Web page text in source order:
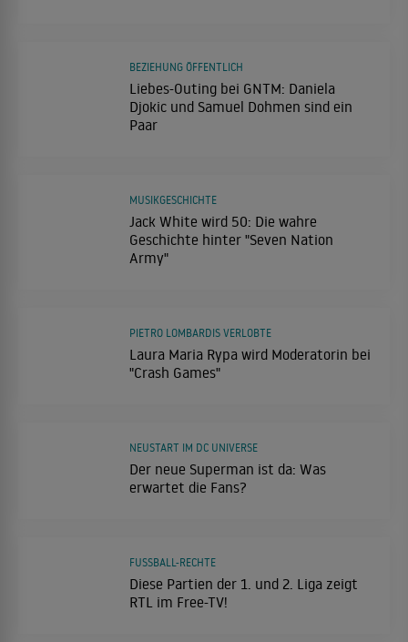
Liebes-Outing bei GNTM: Daniela
Djokic und Samuel Dohmen sind ein
Paar
BEZIEHUNG ÖFFENTLICH
Jack White wird 50: Die wahre
Geschichte hinter "Seven Nation
Army"
MUSIKGESCHICHTE
Laura Maria Rypa wird Moderatorin bei
"Crash Games"
PIETRO LOMBARDIS VERLOBTE
Der neue Superman ist da: Was
erwartet die Fans?
NEUSTART IM DC UNIVERSE
Diese Partien der 1. und 2. Liga zeigt
RTL im Free-TV!
FUSSBALL-RECHTE